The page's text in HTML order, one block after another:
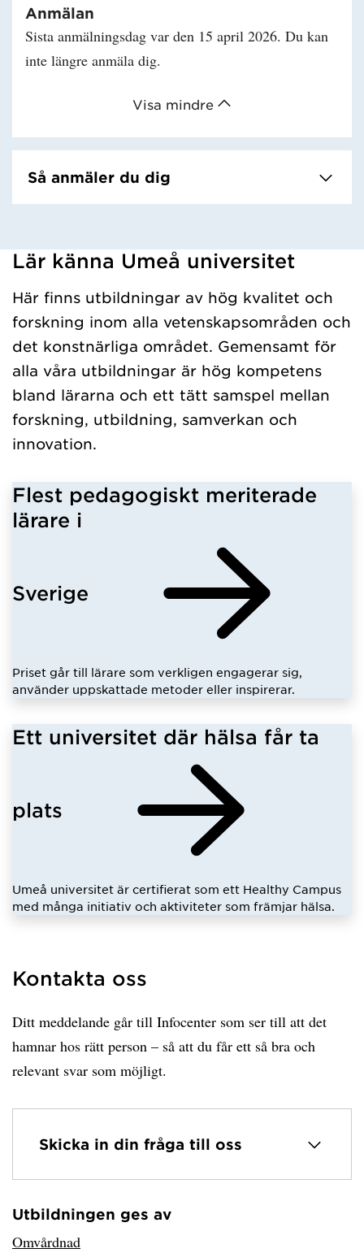
Visa mindre
Anmälan
Sista anmälningsdag var den 15 april 2026. Du kan
inte längre anmäla dig.
Så anmäler du dig
Har hämtat kursochkurspaket.
Lär känna Umeå universitet
Här finns utbildningar av hög kvalitet och
forskning inom alla vetenskapsområden och
det konstnärliga området. Gemensamt för
alla våra utbildningar är hög kompetens
bland lärarna och ett tätt samspel mellan
forskning, utbildning, samverkan och
innovation.
Flest pedagogiskt meriterade
lärare i
Sverige
Priset går till lärare som verkligen engagerar sig,
använder uppskattade metoder eller inspirerar.
Ett universitet där hälsa får ta
plats
Umeå universitet är certifierat som ett Healthy Campus
med många initiativ och aktiviteter som främjar hälsa.
Kontakta oss
Ditt meddelande går till Infocenter som ser till att det
hamnar hos rätt person – så att du får ett så bra och
relevant svar som möjligt.
Skicka in din fråga till oss
Har hämtat avsändare.
Utbildningen ges av
Omvårdnad